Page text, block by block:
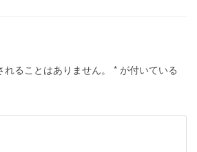
ることはありません。 * が付いている